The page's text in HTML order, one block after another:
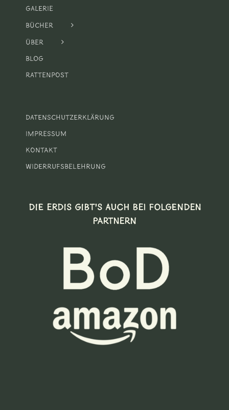
Galerie
Bücher
Über
Blog
Rattenpost
Datenschutzerklärung
Impressum
Kontakt
Widerrufsbelehrung
DIE ERDIS GIBT’S AUCH BEI FOLGENDEN
PARTNERN